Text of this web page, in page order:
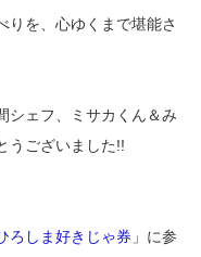
りを、心ゆくまで堪能さ
シェフ、ミサカくん＆み
うございました!!
ろしま好きじゃ券 」に参